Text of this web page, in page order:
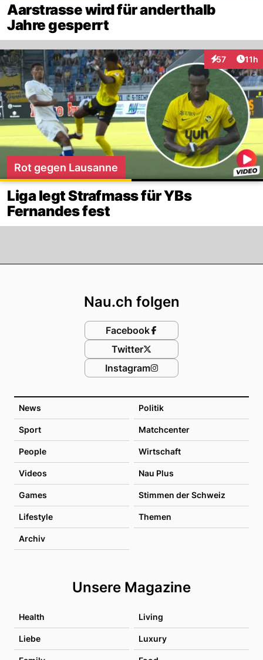
Aarstrasse wird für anderthalb
Jahre gesperrt
57
Interaktionen
11h
Rot gegen Lausanne
Liga legt Strafmass für YBs
Fernandes fest
News Politik
Sport Matchcenter
People Wirtschaft
Videos Nau Plus
Games Stimmen der Schweiz
Lifestyle Themen
Archiv
Unsere Magazine
Health Living
Liebe Luxury
Nau.ch folgen
Facebook
Twitter
Instagram